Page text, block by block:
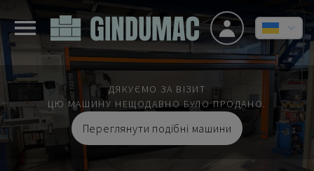
ДЯКУЄМО ЗА ВІЗИТ
ЦЮ МАШИНУ НЕЩОДАВНО БУЛО ПРОДАНО.
Переглянути подібні машини